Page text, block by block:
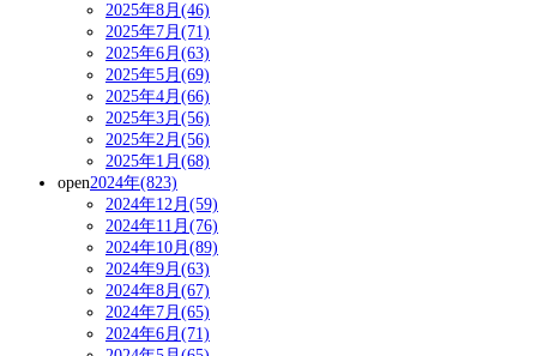
2025年8月(46)
2025年7月(71)
2025年6月(63)
2025年5月(69)
2025年4月(66)
2025年3月(56)
2025年2月(56)
2025年1月(68)
open2024年(823)
2024年12月(59)
2024年11月(76)
2024年10月(89)
2024年9月(63)
2024年8月(67)
2024年7月(65)
2024年6月(71)